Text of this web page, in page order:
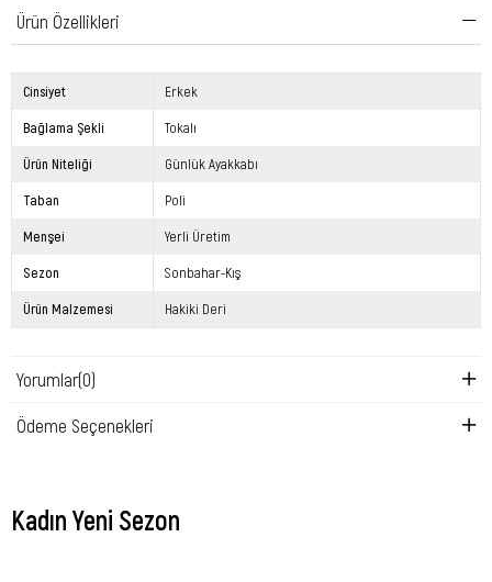
Ürün Özellikleri
Cinsiyet Erkek
Bağlama Şekli Tokalı
Ürün Niteliği Günlük Ayakkabı
Taban Poli
Menşei Yerli Üretim
Sezon Sonbahar-Kış
Ürün Malzemesi Hakiki Deri
Yorumlar(0)
Ödeme Seçenekleri
Kadın Yeni Sezon